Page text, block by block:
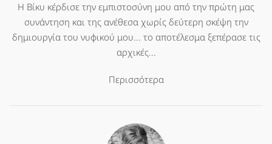
Η Βίκυ κέρδισε την εμπιστοσύνη μου από την πρώτη μας
συνάντηση και της ανέθεσα χωρίς δεύτερη σκέψη την
δημιουργία του νυφικού μου... το αποτέλεσμα ξεπέρασε τις
αρχικές...
Περισσότερα